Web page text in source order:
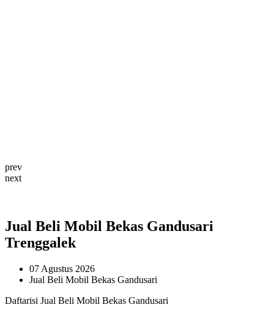
prev
next
Jual Beli Mobil Bekas Gandusari
Trenggalek
07 Agustus 2026
Jual Beli Mobil Bekas Gandusari
Daftarisi Jual Beli Mobil Bekas Gandusari